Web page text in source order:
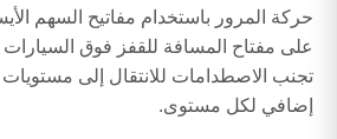
حركة المرور باستخدام مفاتيح السهم
على مفتاح المسافة للقفز فوق
تجنب الاصطدامات للانتقال إلى
إضافي لكل مستوى.